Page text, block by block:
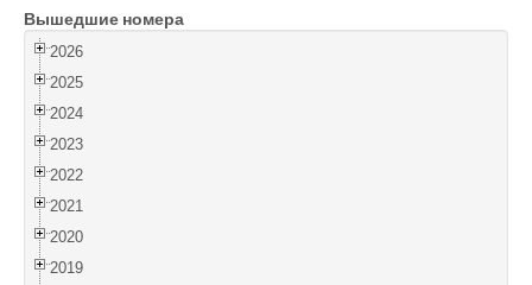
Войти
Вышедшие номера
2026
2025
2024
2023
2022
2021
2020
2019